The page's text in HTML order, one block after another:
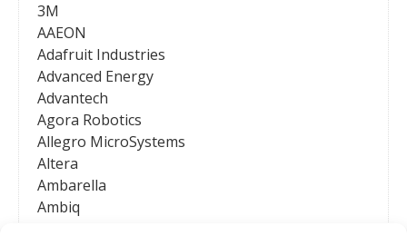
3M
AAEON
Adafruit Industries
Advanced Energy
Advantech
Agora Robotics
Allegro MicroSystems
Altera
Ambarella
Ambiq